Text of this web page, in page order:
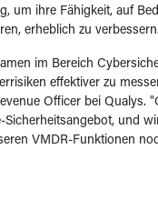
um ihre Fähigkeit, auf
erheblich zu verbessern.
im Bereich
effektiver zu
Officer bei Qualys.
und
VMDR-Funktionen